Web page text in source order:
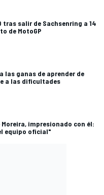
tras salir de Sachsenring a 14
de MotoGP
las ganas de aprender de
a las dificultades
impresionado con él:
equipo oficial"